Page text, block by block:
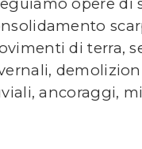
di terra,
ancoraggi,